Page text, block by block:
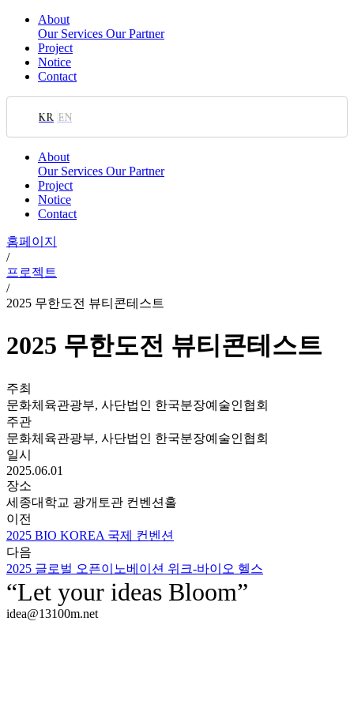
About
Our Services Our Partner
Project
Notice
Contact
KR EN
About
Our Services Our Partner
Project
Notice
Contact
홈페이지
/
프로젝트
/
2025 무한도전 뷰티콘테스트
2025 무한도전 뷰티콘테스트
주최
문화체육관광부, 사단법인 한국분장예술인협회
주관
문화체육관광부, 사단법인 한국분장예술인협회
일시
2025.06.01
장소
세종대학교 광개토관 컨벤션홀
이전
2025 BIO KOREA 국제 컨벤션
다음
2025 글로벌 오픈이노베이션 위크-바이오 헬스
“Let your ideas Bloom”
idea@13100m.net